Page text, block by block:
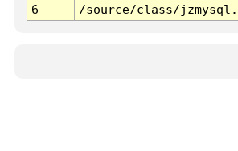
6
/source/class/